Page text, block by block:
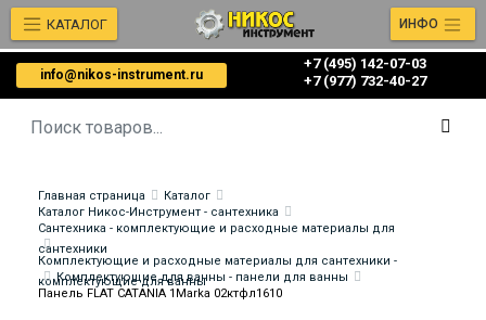
info@nikos-instrument.ru
+7 (495) 142-07-03
‎‎+7 (977) 732-40-27
КАТАЛОГ ИНФО
Главная страница
Каталог
Каталог Никос-Инструмент - сантехника
Сантехника - комплектующие и расходные материалы для
сантехники
Комплектующие и расходные материалы для сантехники -
комплектующие для ванны
Комплектующие для ванны - панели для ванны
Панель FLAT CATANIA 1Marka 02ктфл1610